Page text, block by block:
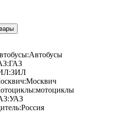
Автобусы
ГАЗ
ЗИЛ
Москвич
мотоциклы
УАЗ
Россия